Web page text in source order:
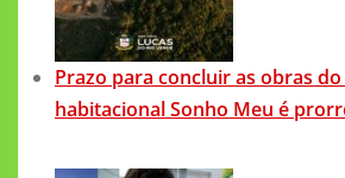
Prazo para concluir as obras
habitacional Sonho Meu é